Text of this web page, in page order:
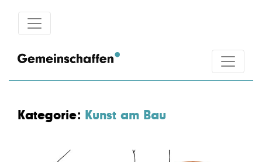
Kategorie: Kunst am Bau